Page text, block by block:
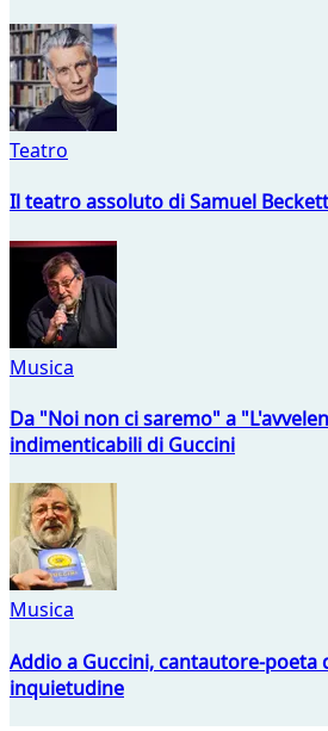
Teatro
Il teatro assoluto di Samuel
Musica
Da "Noi non ci saremo" a
indimenticabili di Guccini
Musica
Addio a Guccini, cantautore-poeta
inquietudine